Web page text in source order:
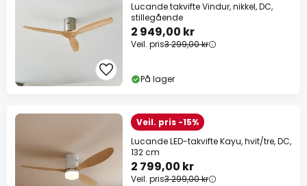
Lucande takvifte Vindur, nikkel, DC,
stillegående
2 949,00 kr
Veil. pris3 299,00 kr
På lager
Veil. pris -15%
Lucande LED-takvifte Kayu, hvit/tre, DC,
132 cm
2 799,00 kr
Veil. pris3 299,00 kr